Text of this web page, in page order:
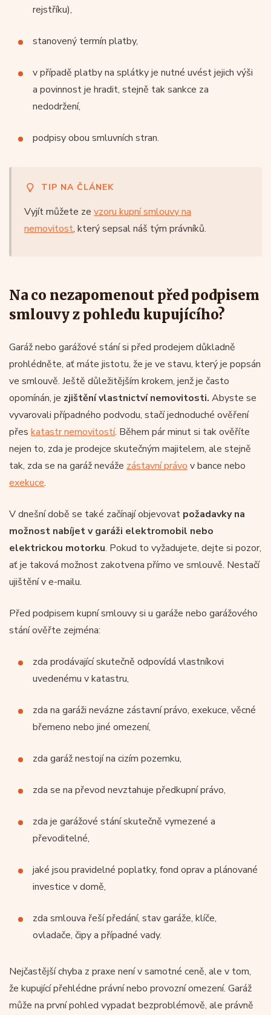
rejstříku),
stanovený termín platby,
v případě platby na splátky je nutné uvést jejich výši
a povinnost je hradit, stejně tak sankce za
nedodržení,
podpisy obou smluvních stran.
TIP NA ČLÁNEK
Vyjít můžete ze vzoru kupní smlouvy na
nemovitost, který sepsal náš tým právníků.
Na co nezapomenout před podpisem
smlouvy z pohledu kupujícího?
Garáž nebo garážové stání si před prodejem důkladně
prohlédněte, ať máte jistotu, že je ve stavu, který je popsán
ve smlouvě. Ještě důležitějším krokem, jenž je často
opomínán, je zjištění vlastnictví nemovitosti. Abyste se
vyvarovali případného podvodu, stačí jednoduché ověření
přes katastr nemovitostí. Během pár minut si tak ověříte
nejen to, zda je prodejce skutečným majitelem, ale stejně
tak, zda se na garáž neváže zástavní právo v bance nebo
exekuce.
V dnešní době se také začínají objevovat požadavky na
možnost nabíjet v garáži elektromobil nebo
elektrickou motorku. Pokud to vyžadujete, dejte si pozor,
ať je taková možnost zakotvena přímo ve smlouvě. Nestačí
ujištění v e-mailu.
Před podpisem kupní smlouvy si u garáže nebo garážového
stání ověřte zejména:
zda prodávající skutečně odpovídá vlastníkovi
uvedenému v katastru,
zda na garáži nevázne zástavní právo, exekuce, věcné
břemeno nebo jiné omezení,
zda garáž nestojí na cizím pozemku,
zda se na převod nevztahuje předkupní právo,
zda je garážové stání skutečně vymezené a
převoditelné,
jaké jsou pravidelné poplatky, fond oprav a plánované
investice v domě,
zda smlouva řeší předání, stav garáže, klíče,
ovladače, čipy a případné vady.
Nejčastější chyba z praxe není v samotné ceně, ale v tom,
že kupující přehlédne právní nebo provozní omezení. Garáž
může na první pohled vypadat bezproblémově, ale právně